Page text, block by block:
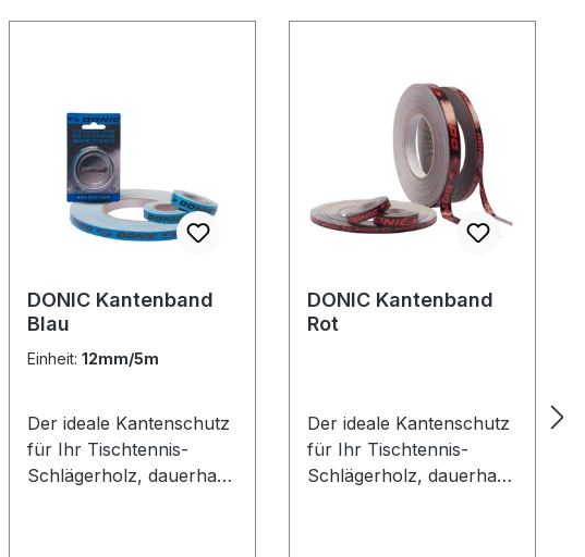
DONIC Kantenband
Blau
Einheit:12mm/5m
Der ideale Kantenschutz
für Ihr Tischtennis-
Schlägerholz, dauerhaft
DONIC Kantenband
Rot
Der ideale Kantenschutz
für Ihr Tischtennis-
Schlägerholz, dauerhaft